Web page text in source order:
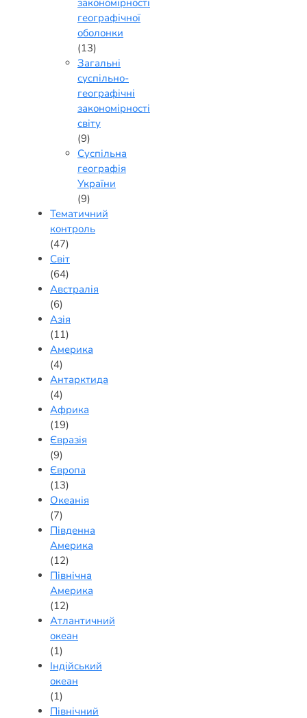
закономірності
географічної
оболонки
(13)
Загальні
суспільно-
географічні
закономірності
світу
(9)
Суспільна
географія
України
(9)
Тематичний
контроль
(47)
Світ
(64)
Австралія
(6)
Азія
(11)
Америка
(4)
Антарктида
(4)
Африка
(19)
Євразія
(9)
Європа
(13)
Океанія
(7)
Південна
Америка
(12)
Північна
Америка
(12)
Атлантичний
океан
(1)
Індійський
океан
(1)
Північний